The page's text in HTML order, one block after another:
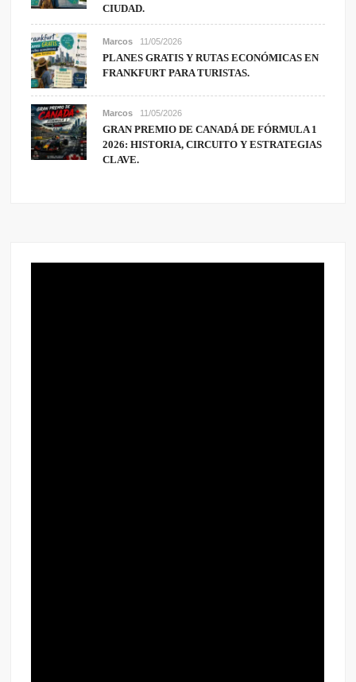
CIUDAD.
Marcos 11/05/2026
PLANES GRATIS Y RUTAS ECONÓMICAS EN
FRANKFURT PARA TURISTAS.
Marcos 11/05/2026
GRAN PREMIO DE CANADÁ DE FÓRMULA 1
2026: HISTORIA, CIRCUITO Y ESTRATEGIAS
CLAVE.